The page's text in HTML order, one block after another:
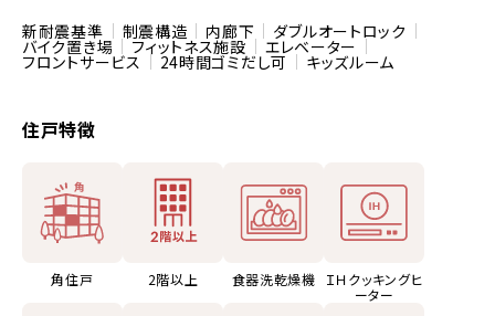
新耐震基準 制震構造 内廊下 ダブルオートロック
バイク置き場 フィットネス施設 エレベーター
フロントサービス 24時間ゴミだし可 キッズルーム
住戸特徴
角住戸 2階以上 食器洗乾燥機
ＩＨクッキングヒ
ーター